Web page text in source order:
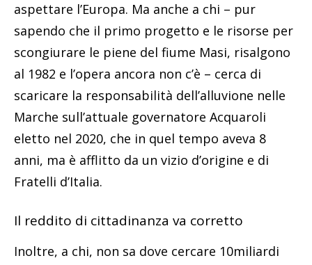
aspettare l’Europa. Ma anche a chi – pur
sapendo che il primo progetto e le risorse per
scongiurare le piene del fiume Masi, risalgono
al 1982 e l’opera ancora non c’è – cerca di
scaricare la responsabilità dell’alluvione nelle
Marche sull’attuale governatore Acquaroli
eletto nel 2020, che in quel tempo aveva 8
anni, ma è afflitto da un vizio d’origine e di
Fratelli d’Italia.
Il reddito di cittadinanza va corretto
Inoltre, a chi, non sa dove cercare 10miliardi